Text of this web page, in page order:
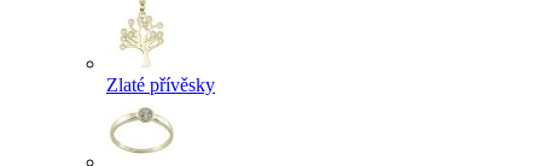
Zlaté přívěsky